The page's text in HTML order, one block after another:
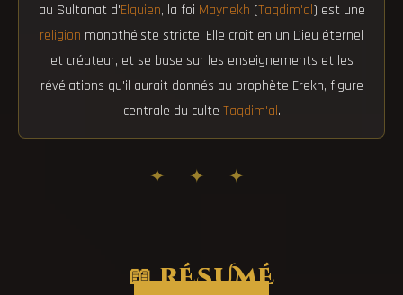
au Sultanat d'Elquien, la foi Maynekh (Taqdim'al) est une
religion monothéiste stricte. Elle croit en un Dieu éternel
et créateur, et se base sur les enseignements et les
révélations qu'il aurait donnés au prophète Erekh, figure
centrale du culte Taqdim'al.
✦ ✦ ✦
📖 RÉSUMÉ